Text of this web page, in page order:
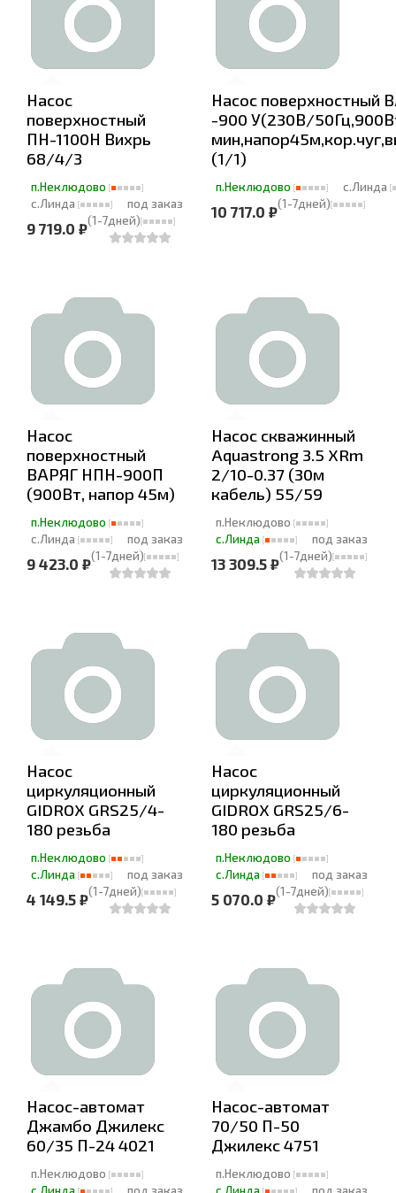
Насос
поверхностный
ПН-1100Н Вихрь
68/4/3
п.Неклюдово
с.Линда
под заказ
(1-7дней)
9 719.0 ₽
Насос поверхностный
-900 У(230В/
(1/1)
п.Неклюдово
с.Линда
(1-7дней)
10 717.0 ₽
Насос
поверхностный
ВАРЯГ НПН-900П
(900Вт, напор 45м)
п.Неклюдово
с.Линда
под заказ
(1-7дней)
9 423.0 ₽
Насос скважинный
Aquastrong 3.5 XRm
2/10-0.37 (30м
кабель) 55/59
п.Неклюдово
с.Линда
под заказ
(1-7дней)
13 309.5 ₽
Насос
циркуляционный
GIDROX GRS25/4-
180 резьба
п.Неклюдово
с.Линда
под заказ
(1-7дней)
4 149.5 ₽
Насос
циркуляционный
GIDROX GRS25/6-
180 резьба
п.Неклюдово
с.Линда
под заказ
(1-7дней)
5 070.0 ₽
Насос-автомат
Джамбо Джилекс
60/35 П-24 4021
п.Неклюдово
Насос-автомат
70/50 П-50
Джилекс 4751
п.Неклюдово